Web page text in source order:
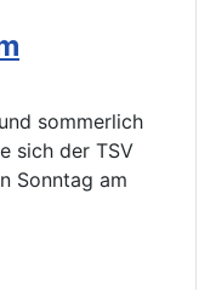
sommerlich
sich der TSV
Sonntag am